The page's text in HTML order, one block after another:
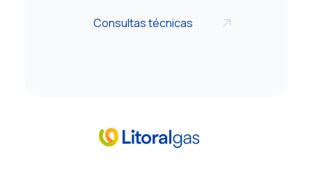
Consultas técnicas